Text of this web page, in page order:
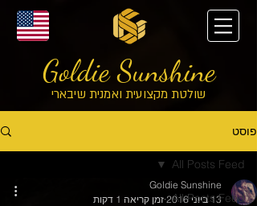
Goldie Sunshine
שולטת מקצועית ואמנית שיבארי
פוסט
All Posts Feed
All Posts Feed
Goldie Sunshine
13 ביוני 2016
זמן קריאה 1 דקות